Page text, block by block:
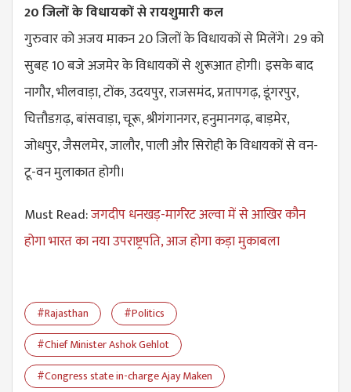
20 जिलों के विधायकों से रायशुमारी कल
गुरुवार को अजय माकन 20 जिलों के विधायकों से मिलेंगे। 29 को
सुबह 10 बजे अजमेर के विधायकों से शुरूआत होगी। इसके बाद
नागौर, भीलवाड़ा, टोंक, उदयपुर, राजसमंद, प्रतापगढ़, डूंगरपुर,
चित्तौडग़ढ़, बांसवाड़ा, चूरू, श्रीगंगानगर, हनुमानगढ़, बाड़मेर,
जोधपुर, जैसलमेर, जालौर, पाली और सिरोही के विधायकों से वन-
टू-वन मुलाकात होगी।
Must Read:जगदीप धनखड़-मार्गरेट अल्वा में से आखिर कौन
होगा भारत का नया उपराष्ट्रपति, आज होगा कड़ा मुकाबला
#Rajasthan
#Politics
#Chief Minister Ashok Gehlot
#Congress state in-charge Ajay Maken